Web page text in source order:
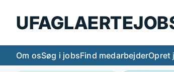
Om osSøg i jobsFind medarbejderOpret